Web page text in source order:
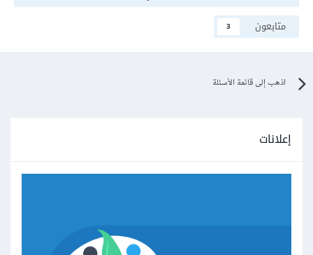
متابعون
3
اذهب إلى قائمة الأسئلة
إعلانات